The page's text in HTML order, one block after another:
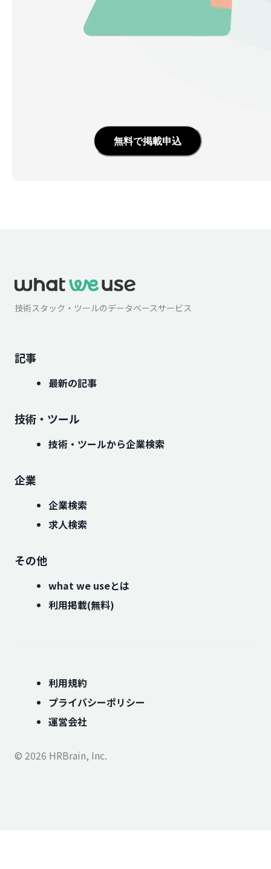
無料で掲載申込
技術スタック・ツールのデータベースサービス
記事
最新の記事
技術・ツール
技術・ツールから企業検索
企業
企業検索
求人検索
その他
what we useとは
利用掲載(無料)
利用規約
プライバシーポリシー
運営会社
© 2026 HRBrain, Inc.